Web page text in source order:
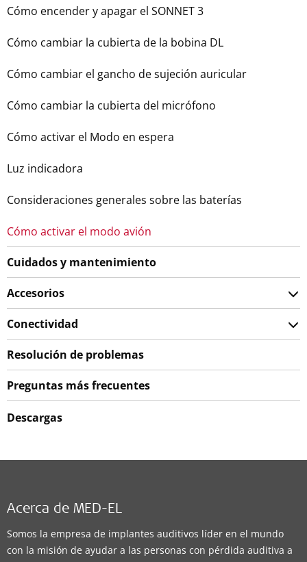
Cómo encender y apagar el SONNET 3
Cómo cambiar la cubierta de la bobina DL
Cómo cambiar el gancho de sujeción auricular
Cómo cambiar la cubierta del micrófono
Cómo activar el Modo en espera
Luz indicadora
Consideraciones generales sobre las baterías
Cómo activar el modo avión
Cuidados y mantenimiento
Accesorios
Conectividad
Resolución de problemas
Preguntas más frecuentes
Descargas
Acerca de MED-EL
Somos la empresa de implantes auditivos líder en el mundo
con la misión de ayudar a las personas con pérdida auditiva a